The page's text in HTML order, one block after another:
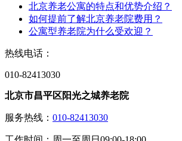
北京养老公寓的特点和优势介绍？
如何提前了解北京养老院费用？
公寓型养老院为什么受欢迎？
热线电话：
010-82413030
北京市昌平区阳光之城养老院
服务热线： 010-82413030